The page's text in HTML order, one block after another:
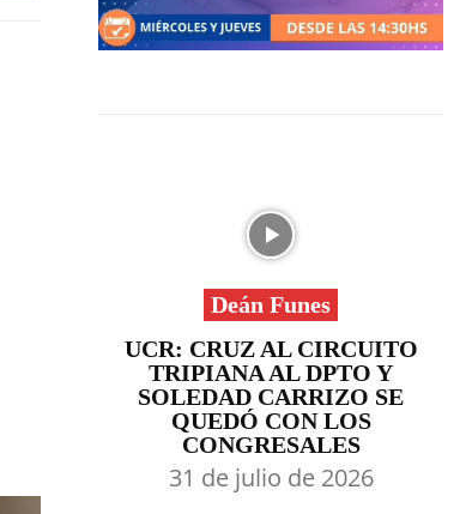
Deán Funes
UCR: CRUZ AL CIRCUITO
TRIPIANA AL DPTO Y
SOLEDAD CARRIZO SE
QUEDÓ CON LOS
CONGRESALES
31 de julio de 2026